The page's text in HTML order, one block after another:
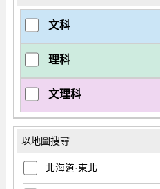
文科
理科
文理科
以地圖搜尋
北海道·東北